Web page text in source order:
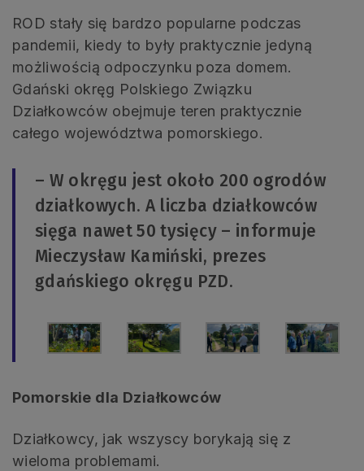
ROD stały się bardzo popularne podczas
pandemii, kiedy to były praktycznie jedyną
możliwością odpoczynku poza domem.
Gdański okręg Polskiego Związku
Działkowców obejmuje teren praktycznie
całego województwa pomorskiego.
– W okręgu jest około 200 ogrodów
działkowych. A liczba działkowców
sięga nawet 50 tysięcy – informuje
Mieczysław Kamiński, prezes
gdańskiego okręgu PZD.
Pomorskie dla Działkowców
Działkowcy, jak wszyscy borykają się z
wieloma problemami.